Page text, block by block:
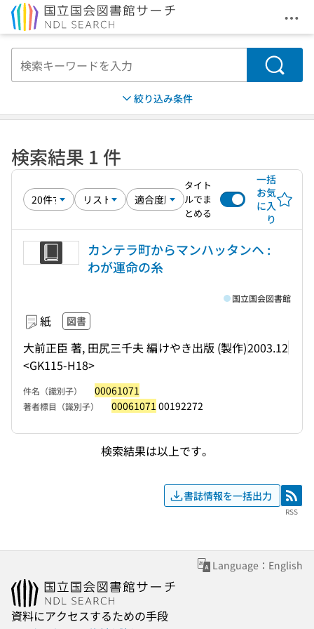
メ
検索
絞り込み条件
検索結果 1 件
タイト
ルでま
とめる
一括
お気
に入
り
カンテラ町からマンハッタンヘ :
わが運命の糸
紙 図書
大前正臣 著, 田尻三千夫 編けやき出版 (製作)2003.12
<GK115-H18>
国立国会図書館
件名（識別子） 00061071
著者標目（識別子） 00061071 00192272
検索結果は以上です。
書誌情報を一括出力 RSS
RSS
Language：English
資料にアクセスするための手段